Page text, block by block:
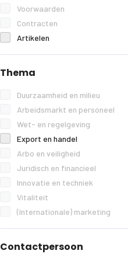
Voorwaarden
Contracten
Artikelen
Thema
Duurzaamheid en milieu
Arbeidsmarkt en personeel
Wet- en regelgeving
Export en handel
Arbo en veiligheid
Juridisch en financieel
Innovatie en techniek
Vitaliteit
(Internationale) marketing
Contactpersoon